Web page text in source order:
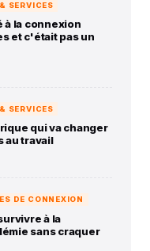
SERVICES
à la connexion
et c'était pas un
SERVICES
qui va changer
au travail
DE CONNEXION
à la
sans craquer